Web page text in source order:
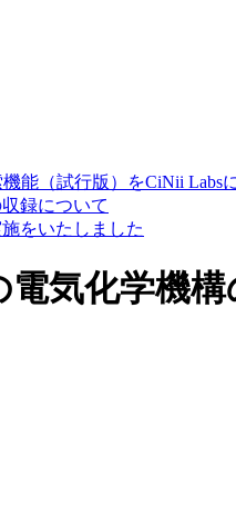
能（試行版）をCiNii Labs
録について
をいたしました
気化学機